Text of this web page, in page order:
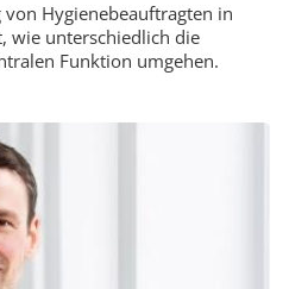
Hygienebeauftragten in
wie unterschiedlich die
Funktion umgehen.